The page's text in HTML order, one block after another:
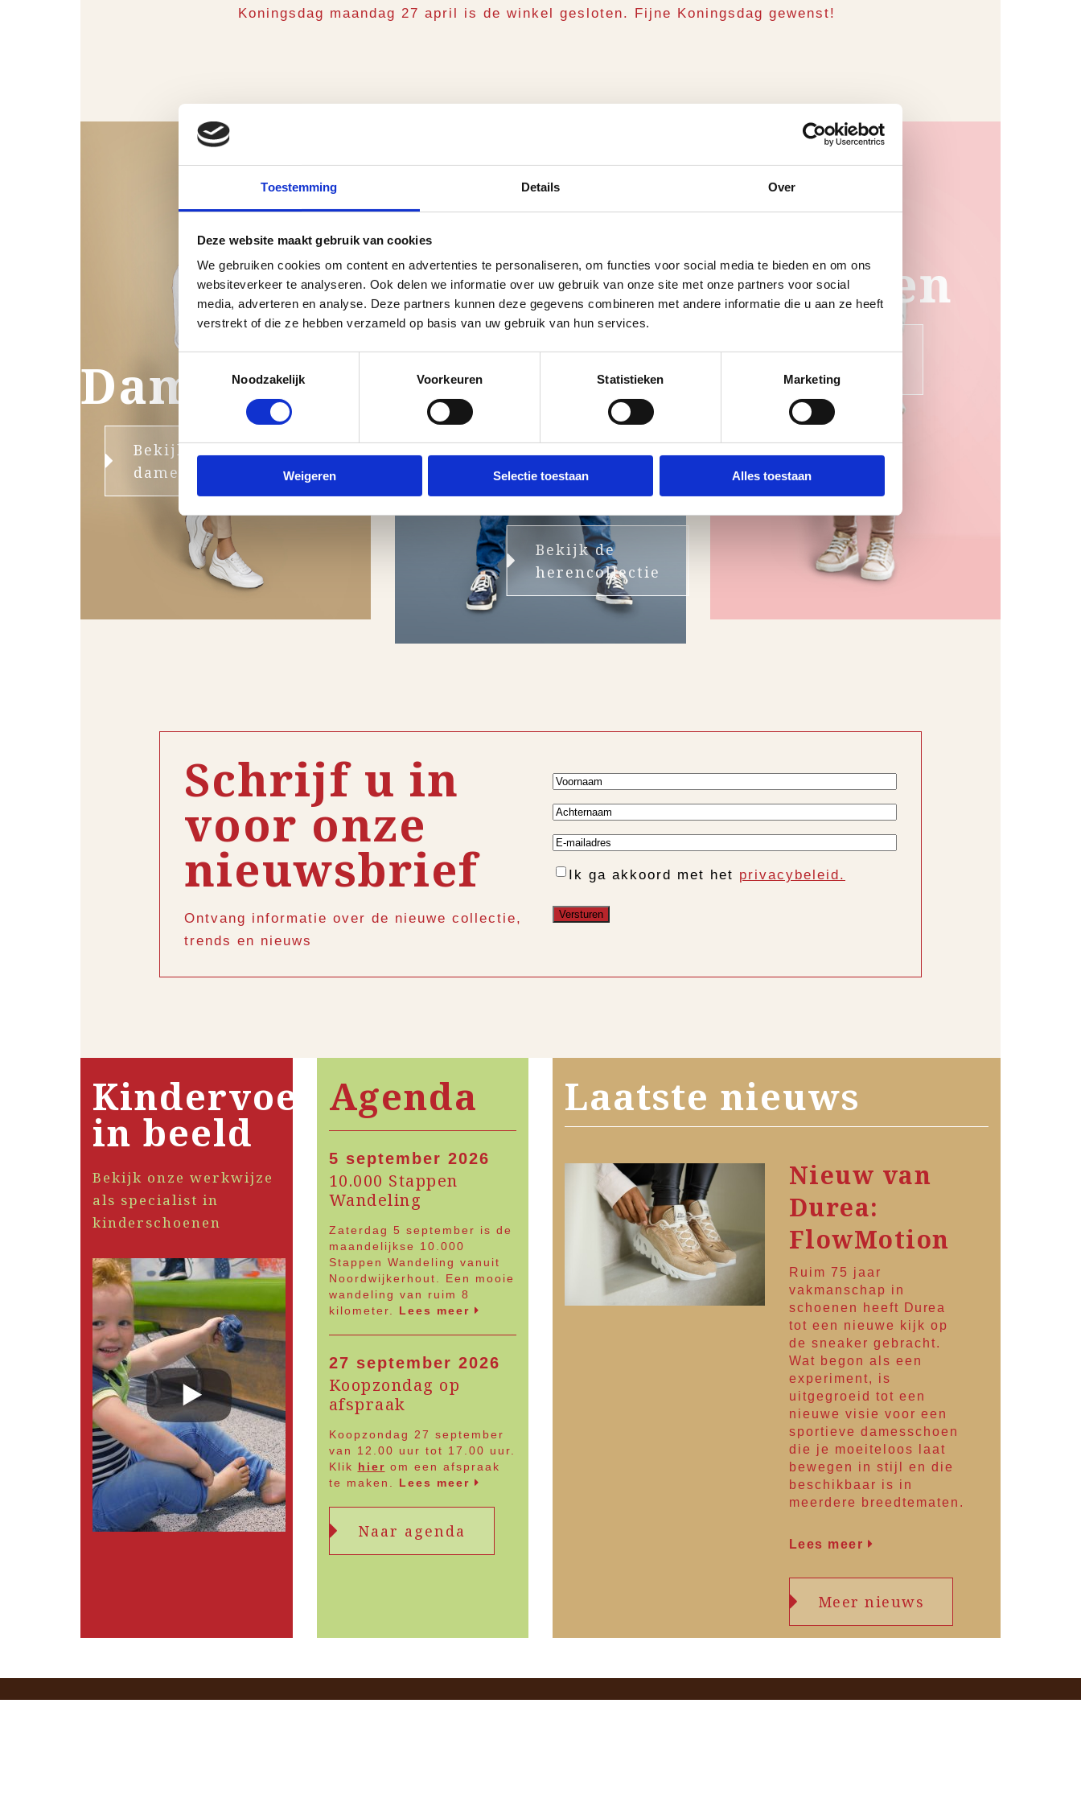
Toestemming Details Over
Deze website maakt gebruik van cookies
We gebruiken cookies om content en advertenties te personaliseren, om functies voor social media te bieden en om ons
websiteverkeer te analyseren. Ook delen we informatie over uw gebruik van onze site met onze partners voor social
media, adverteren en analyse. Deze partners kunnen deze gegevens combineren met andere informatie die u aan ze heeft
verstrekt of die ze hebben verzameld op basis van uw gebruik van hun services.
Noodzakelijk
Voorkeuren Statistieken Marketing
Weigeren Selectie toestaan Alles toestaan
Koningsdag maandag 27 april is de winkel gesloten. Fijne Koningsdag gewenst!
Dames
Bekijk de
damescollectie
Heren
Bekijk de
herencollectie
Kinderen
Bekijk de
kindercollectie
Schrijf u in
voor onze
nieuwsbrief
Ontvang informatie over de nieuwe collectie,
trends en nieuws
Voornaam
Achternaam
E-
mailadres
Instemming
Ik ga akkoord met het privacybeleid.
Kindervoeten
in beeld
Bekijk onze werkwijze
als specialist in
kinderschoenen
Agenda
5 september 2026
10.000 Stappen
Wandeling
Zaterdag 5 september is de
maandelijkse 10.000
Stappen Wandeling vanuit
Noordwijkerhout. Een mooie
wandeling van ruim 8
kilometer. Lees meer
27 september 2026
Koopzondag op
afspraak
Koopzondag 27 september
van 12.00 uur tot 17.00 uur.
Klik hier om een afspraak
te maken. Lees meer
Naar agenda
Laatste nieuws
Nieuw van
Durea:
FlowMotion
Ruim 75 jaar
vakmanschap in
schoenen heeft Durea
tot een nieuwe kijk op
de sneaker gebracht.
Wat begon als een
experiment, is
uitgegroeid tot een
nieuwe visie voor een
sportieve damesschoen
die je moeiteloos laat
bewegen in stijl en die
beschikbaar is in
meerdere breedtematen.
Lees meer
Meer nieuws